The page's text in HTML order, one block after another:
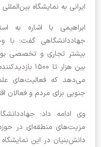
ایرانی به نمایشگاه
ابراهیمی با اشاره به
جهاددانشگاهی گفت: با
بیشتر تجاری و تخصصی
بین هزار تا
می‌دهد که فعالیت‌های
جنوبی برای مردم و فعالان
وی ادامه داد:
مزیت‌های منطقه‌ای در
دانش‌بنیان در این